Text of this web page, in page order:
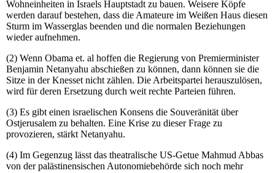
Wohneinheiten in Israels Hauptstadt zu bauen. Weisere Köpfe
werden darauf bestehen, dass die Amateure im Weißen Haus diesen
Sturm im Wasserglas beenden und die normalen Beziehungen
wieder aufnehmen.
(2) Wenn Obama et. al hoffen die Regierung von Premierminister
Benjamin Netanyahu abschießen zu können, dann können sie die
Sitze in der Knesset nicht zählen. Die Arbeitspartei herauszulösen,
wird für deren Ersetzung durch weit rechte Parteien führen.
(3) Es gibt einen israelischen Konsens die Souveränität über
Ostjerusalem zu behalten. Eine Krise zu dieser Frage zu
provozieren, stärkt Netanyahu.
(4) Im Gegenzug lässt das theatralische US-Getue Mahmud Abbas
von der palästinensischen Autonomiebehörde sich noch mehr